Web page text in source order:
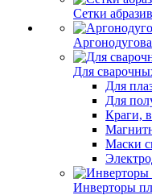
Сетки
Для
Для
Для
Краги,
Маски
Инверторы